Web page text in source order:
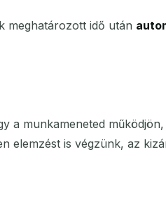
meghatározott idő után
a munkameneted
elemzést is végzünk, az